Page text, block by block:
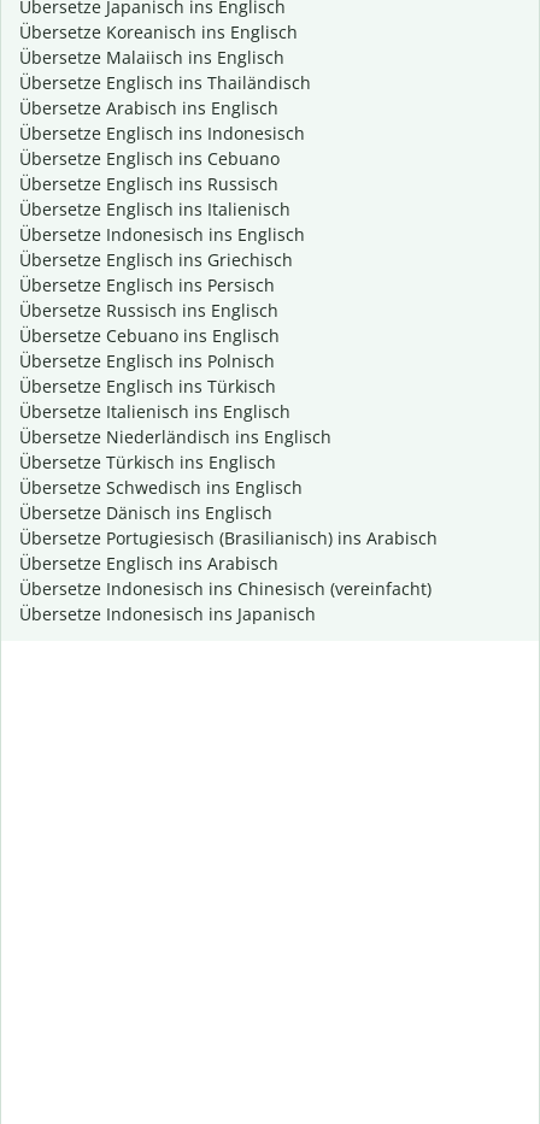
Übersetze Japanisch ins Englisch
Übersetze Koreanisch ins Englisch
Übersetze Malaiisch ins Englisch
Übersetze Englisch ins Thailändisch
Übersetze Arabisch ins Englisch
Übersetze Englisch ins Indonesisch
Übersetze Englisch ins Cebuano
Übersetze Englisch ins Russisch
Übersetze Englisch ins Italienisch
Übersetze Indonesisch ins Englisch
Übersetze Englisch ins Griechisch
Übersetze Englisch ins Persisch
Übersetze Russisch ins Englisch
Übersetze Cebuano ins Englisch
Übersetze Englisch ins Polnisch
Übersetze Englisch ins Türkisch
Übersetze Italienisch ins Englisch
Übersetze Niederländisch ins Englisch
Übersetze Türkisch ins Englisch
Übersetze Schwedisch ins Englisch
Übersetze Dänisch ins Englisch
Übersetze Portugiesisch (Brasilianisch) ins Arabisch
Übersetze Englisch ins Arabisch
Übersetze Indonesisch ins Chinesisch (vereinfacht)
Übersetze Indonesisch ins Japanisch